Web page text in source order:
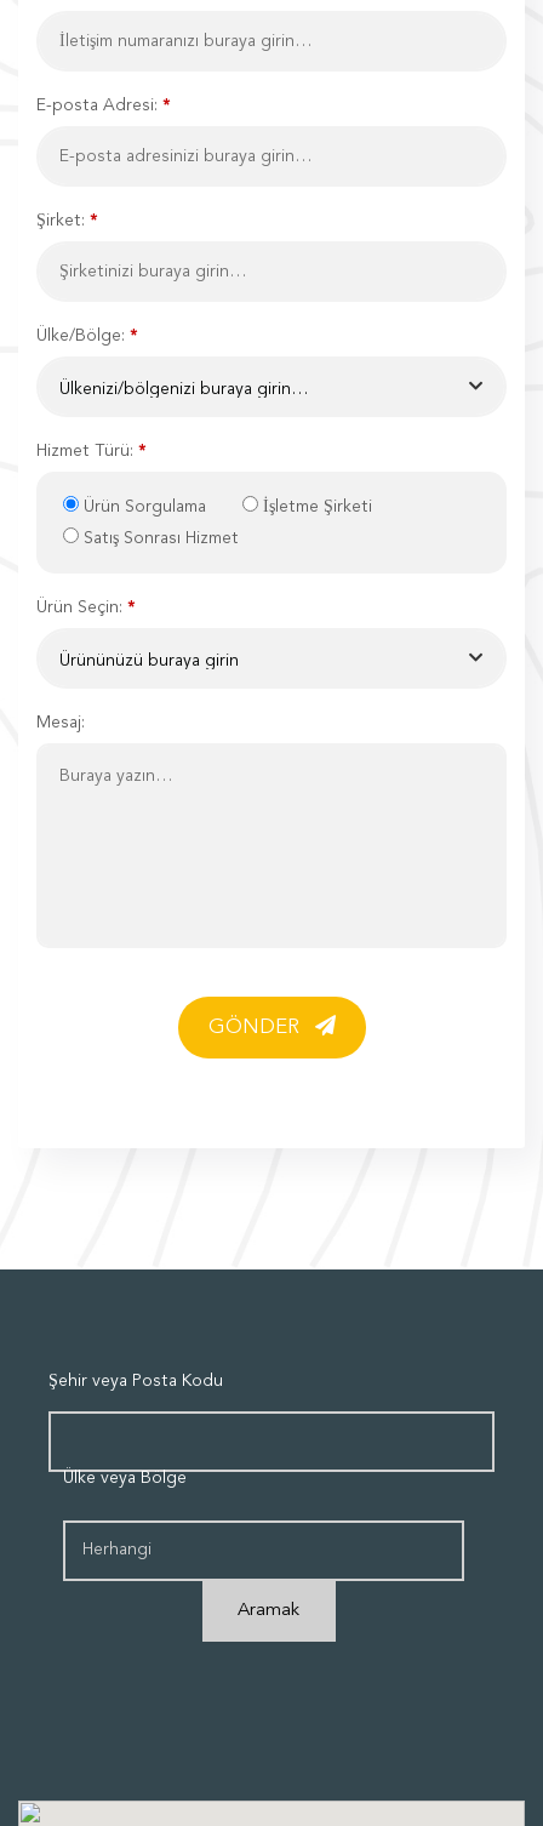
E-posta Adresi: *
Şirket: *
Ülke/Bölge: *
Hizmet Türü: *
Ürün Sorgulama
İşletme Şirketi
Satış Sonrası Hizmet
Ürün Seçin: *
Mesaj:
GÖNDER
Şehir veya Posta Kodu
Ülke veya Bölge